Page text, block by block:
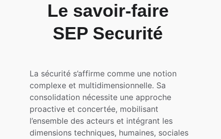
Le savoir-faire
SEP Securité
La sécurité s’affirme comme une notion
complexe et multidimensionnelle. Sa
consolidation nécessite une approche
proactive et concertée, mobilisant
l’ensemble des acteurs et intégrant les
dimensions techniques, humaines, sociales